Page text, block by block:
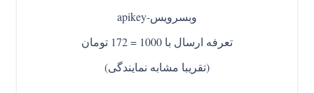
وبسرویس-apikey
تعرفه ارسال با 1000 = 172 تومان
(تقریبا مشابه نمایندگی)